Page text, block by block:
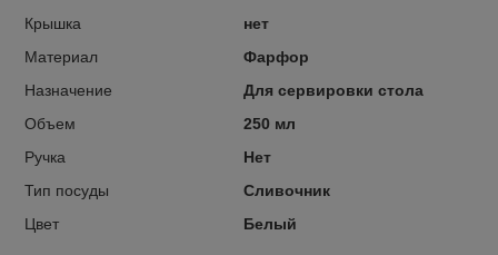
Крышка
нет
Материал
Фарфор
Назначение
Для сервировки стола
Объем
250 мл
Ручка
Нет
Тип посуды
Сливочник
Цвет
Белый